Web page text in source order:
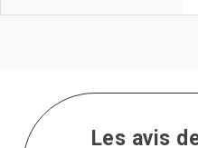
Les avis